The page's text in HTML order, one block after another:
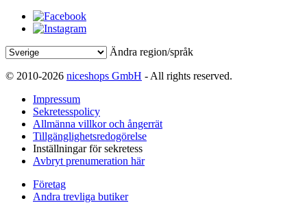
Ändra region/språk
© 2010-2026 niceshops GmbH - All rights reserved.
Impressum
Sekretesspolicy
Allmänna villkor och ångerrät
Tillgänglighetsredogörelse
Inställningar för sekretess
Avbryt prenumeration här
Företag
Andra trevliga butiker